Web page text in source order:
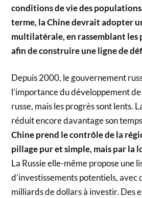
conditions de vie des
terme, la Chine devrait adopter
multilatérale, en rassemblant les
afin de construire une ligne de
Depuis 2000, le gouvernement
l’importance du développement
russe, mais les progrès sont lents.
réduit encore davantage son
Chine prend le contrôle de la
pillage pur et simple, mais par la
La Russie elle-même propose une
d’investissements potentiels, avec
milliards de dollars à investir. Des